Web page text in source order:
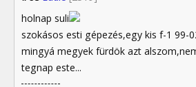
holnap suli
szokásos esti gépezés,egy kis f-1 99-
mingyá megyek fürdök azt
tegnap este...